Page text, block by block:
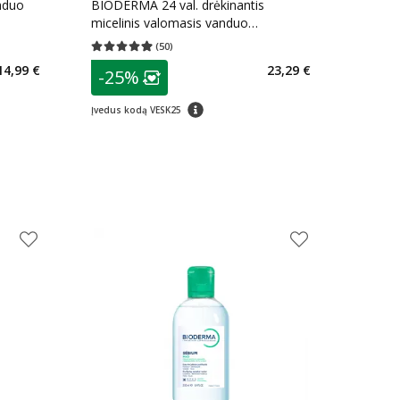
nuolaida:
€
BIODERMA 24 val. drėkinantis
micelinis valomasis vanduo
HYDRABIO H2O, 500 ml
(50)
Vidutinis įvertinimas 4.96
patarimas
Lojalumo klubo narių nuolaida
-25%
Įvedus kodą VESK25 patarimas
23,29 €